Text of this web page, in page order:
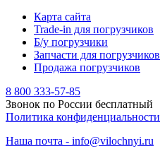
Карта сайта
Trade-in для погрузчиков
Б/у погрузчики
Запчасти для погрузчиков
Продажа погрузчиков
8 800 333-57-85
Звонок по России бесплатный
Политика конфиденциальности
Наша почта - info@vilochnyi.ru